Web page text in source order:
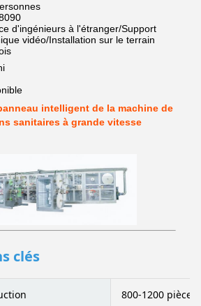
d'ingénieurs à l'étranger/Support
vidéo/Installation sur le terrain
intelligent de la machine de
sanitaires à grande vitesse
clés
800-1200